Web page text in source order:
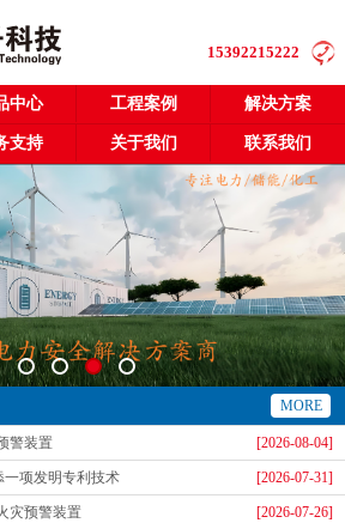
15392215222
中心 工程案例 解决方案
支持 关于我们 联系我们
MORE
[2026-08-04]
警装置
[2026-07-31]
项发明专利技术
[2026-07-26]
灾预警装置